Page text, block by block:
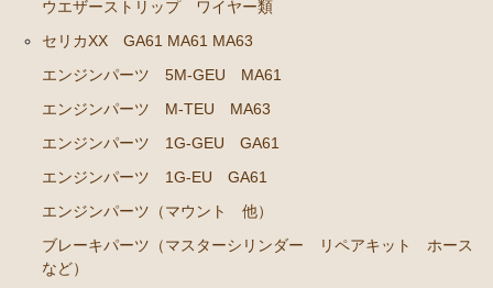
エンジンパーツ 1G-GTE
エンジンパーツ 1JZ-GTE
エンジンパーツ 1G-FE
エンジンパーツ 7M-GE
ブレーキパーツ（マスターシリンダー リペアキッ
ト ホース など）
クラッチパーツ（マスターシリンダー クラッチレリ
ウエザーストリップ ワイヤー類
セリカXX GA61 MA61 MA63
エンジンパーツ 5M-GEU MA61
エンジンパーツ M-TEU MA63
エンジンパーツ 1G-GEU GA61
エンジンパーツ 1G-EU GA61
エンジンパーツ（マウント 他）
ブレーキパーツ（マスターシリンダー リペアキット ホース
など）